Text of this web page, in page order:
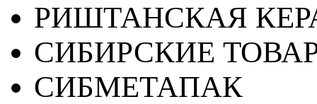
РИШТАНСКАЯ
СИБИРСКИЕ
СИБМЕТАПАК